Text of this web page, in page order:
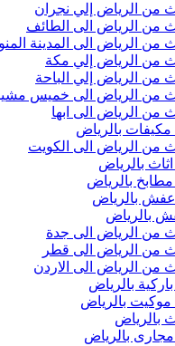
الرياض إلي نجران
الرياض الى الطائف
الرياض الى المدينة المنورة
الرياض إلي مكة
الرياض إلي الباحة
الرياض الى خميس مشيط
الرياض الى ابها
بالرياض
الرياض الى الكويت
بالرياض
بالرياض
بالرياض
الرياض الى جدة
الرياض الى قطر
الرياض الى الاردن
بالرياض
بالرياض
بالرياض